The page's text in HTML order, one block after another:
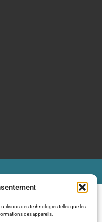
des technologies telles que les
des appareils.